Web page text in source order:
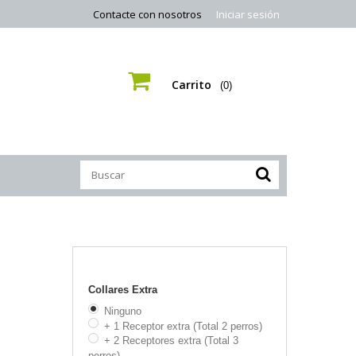
Iniciar sesión
Contacte con nosotros
Carrito (0)
Collares Extra
Ninguno
+ 1 Receptor extra (Total 2 perros)
+ 2 Receptores extra (Total 3